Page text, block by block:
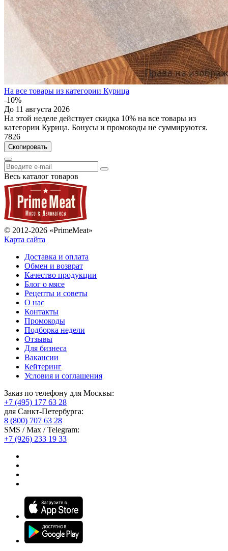
На все товары из категории Курица
-10%
До 11 августа 2026
На этой неделе действует скидка 10% на все товары из
категории Курица. Бонусы и промокоды не суммируются.
7826
Скопировать
Весь каталог товаров
© 2012-2026 «PrimeMeat»
Карта сайта
Доставка и оплата
Обмен и возврат
Качество продукции
Блог о мясе
Рецепты и советы
О нас
Контакты
Промокоды
Подборка недели
Отзывы
Для бизнеса
Вакансии
Кейтеринг
Условия и соглашения
Заказ по телефону для Москвы:
+7 (495) 177 63 28
для Санкт-Петербурга:
8 (800) 707 63 28
SMS / Max / Telegram:
+7 (926) 233 19 33